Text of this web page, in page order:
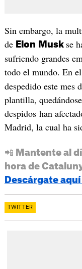
Sin embargo, la
de Elon Musk se
sufriendo grandes
todo el mundo. En
despedido este mes
plantilla,
despidos han
Madrid, la cual ha
📲 Mantente al
hora de
Descárgate
TWITTER